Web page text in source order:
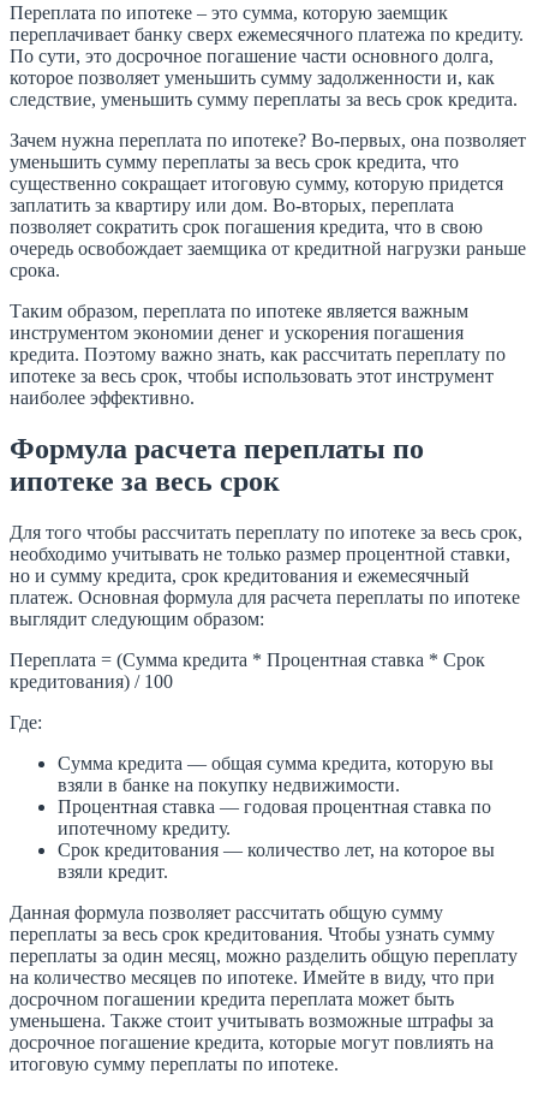
Переплата по ипотеке – это сумма, которую заемщик
переплачивает банку сверх ежемесячного платежа по кредиту.
По сути, это досрочное погашение части основного долга,
которое позволяет уменьшить сумму задолженности и, как
следствие, уменьшить сумму переплаты за весь срок кредита.
Зачем нужна переплата по ипотеке? Во-первых, она позволяет
уменьшить сумму переплаты за весь срок кредита, что
существенно сокращает итоговую сумму, которую придется
заплатить за квартиру или дом. Во-вторых, переплата
позволяет сократить срок погашения кредита, что в свою
очередь освобождает заемщика от кредитной нагрузки раньше
срока.
Таким образом, переплата по ипотеке является важным
инструментом экономии денег и ускорения погашения
кредита. Поэтому важно знать, как рассчитать переплату по
ипотеке за весь срок, чтобы использовать этот инструмент
наиболее эффективно.
Формула расчета переплаты по
ипотеке за весь срок
Для того чтобы рассчитать переплату по ипотеке за весь срок,
необходимо учитывать не только размер процентной ставки,
но и сумму кредита, срок кредитования и ежемесячный
платеж. Основная формула для расчета переплаты по ипотеке
выглядит следующим образом:
Переплата = (Сумма кредита * Процентная ставка * Срок
кредитования) / 100
Где:
Сумма кредита — общая сумма кредита, которую вы
взяли в банке на покупку недвижимости.
Процентная ставка — годовая процентная ставка по
ипотечному кредиту.
Срок кредитования — количество лет, на которое вы
взяли кредит.
Данная формула позволяет рассчитать общую сумму
переплаты за весь срок кредитования. Чтобы узнать сумму
переплаты за один месяц, можно разделить общую переплату
на количество месяцев по ипотеке. Имейте в виду, что при
досрочном погашении кредита переплата может быть
уменьшена. Также стоит учитывать возможные штрафы за
досрочное погашение кредита, которые могут повлиять на
итоговую сумму переплаты по ипотеке.